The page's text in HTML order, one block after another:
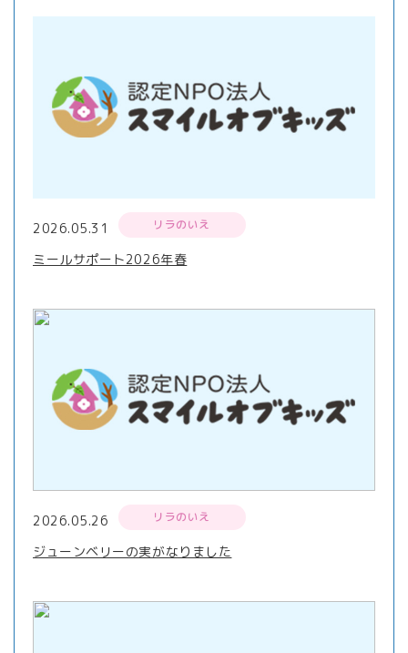
2026.05.31 リラのいえ
ミールサポート2026年春
2026.05.26 リラのいえ
ジューンベリーの実がなりました